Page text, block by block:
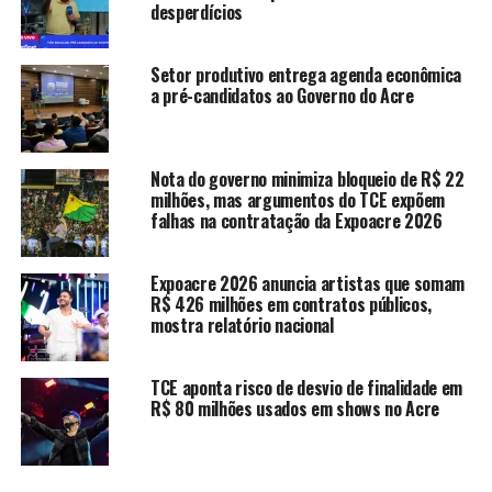
De acordo com dados apresentados pela Defesa Civil
Estadual, nas 24 horas anteriores à reunião houve
elevação rápida do nível do Rio Acre, que chegou a 11,49
metros na tarde de sexta-feira. Em Rio Branco, o rio
subiu quase quatro metros em um único dia,
mobilizando equipes de socorro para atendimento
imediato às famílias atingidas por enxurradas e
alagamentos, especialmente em áreas próximas a
igarapés. A capital registrou volume de chuva de
aproximadamente 160 milímetros, com o nível do rio
alcançando 11,83 metros, ainda abaixo da cota de
transbordamento, fixada em 14 metros.
O monitoramento também abrange outros municípios
da bacia do Rio Acre, como Assis Brasil, Brasileia,
Epitaciolândia, Xapuri e Capixaba, além da área rural. Em
Brasileia e Epitaciolândia, os registros indicaram cerca
de 237 milímetros de chuva nas últimas 48 horas,
desperdícios
Setor produtivo entrega agenda econômica
a pré-candidatos ao Governo do Acre
Nota do governo minimiza bloqueio de R$ 22
milhões, mas argumentos do TCE expõem
falhas na contratação da Expoacre 2026
Expoacre 2026 anuncia artistas que somam
R$ 426 milhões em contratos públicos,
mostra relatório nacional
TCE aponta risco de desvio de finalidade em
R$ 80 milhões usados em shows no Acre